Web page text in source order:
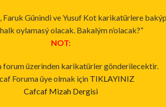
Günindi ve Yusuf Kot karikatürlere
oylamasý olacak. Bakalým n’olacak?”
NOT:
forum üzerinden karikatürler gönderilecektir.
Foruma üye olmak için TIKLAYINIZ
Cafcaf Mizah Dergisi